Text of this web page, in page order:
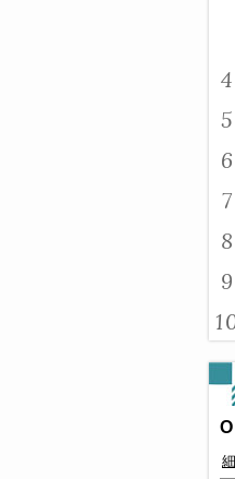
4
5
6
7
8
9